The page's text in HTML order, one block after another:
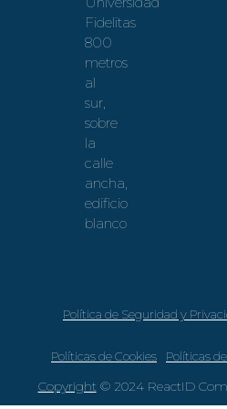
Fidelitas
800
metros
al
sur,
sobre
la
calle
ancha,
edificio
blanco
Política de Seguridad y
Políticas de Cookies Políticas
Copyright© 2024 ReactID